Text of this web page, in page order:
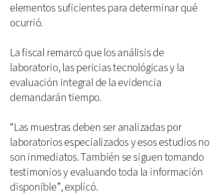
elementos suficientes para determinar qué
ocurrió.
La fiscal remarcó que los análisis de
laboratorio, las pericias tecnológicas y la
evaluación integral de la evidencia
demandarán tiempo.
“Las muestras deben ser analizadas por
laboratorios especializados y esos estudios no
son inmediatos. También se siguen tomando
testimonios y evaluando toda la información
disponible”, explicó.